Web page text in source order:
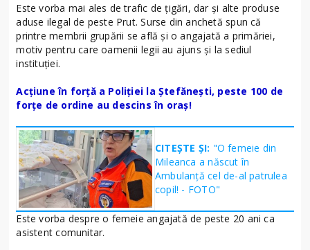
Este vorba mai ales de trafic de ţigări, dar şi alte produse
aduse ilegal de peste Prut. Surse din anchetă spun că
printre membrii grupării se află și o angajată a primăriei,
motiv pentru care oamenii legii au ajuns și la sediul
instituției.
Acțiune în forță a Poliției la Ștefănești, peste 100 de
forțe de ordine au descins în oraș!
CITEȘTE ȘI: "O femeie din
Mileanca a născut în
Ambulanță cel de-al patrulea
copil! - FOTO"
Este vorba despre o femeie angajată de peste 20 ani ca
asistent comunitar.